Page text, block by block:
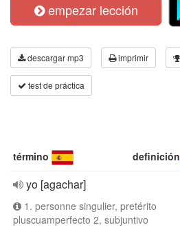
empezar lección
descargar mp3 imprimir
test de práctica
término definición
yo [agachar]
1. personne singulier, pretérito
pluscuamperfecto 2, subjuntivo